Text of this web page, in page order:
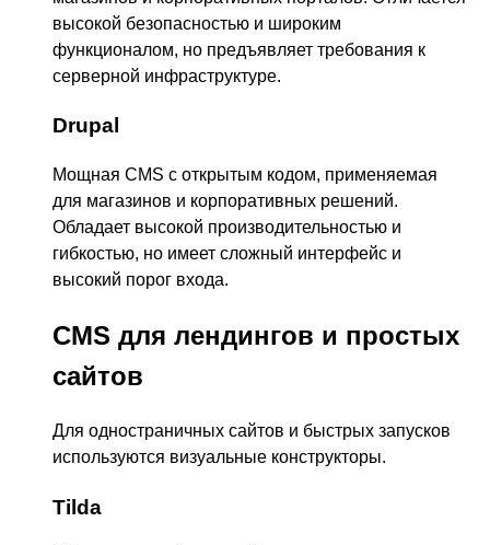
высокой безопасностью и широким
функционалом, но предъявляет требования к
серверной инфраструктуре.
Drupal
Мощная CMS с открытым кодом, применяемая
для магазинов и корпоративных решений.
Обладает высокой производительностью и
гибкостью, но имеет сложный интерфейс и
высокий порог входа.
CMS для лендингов и простых
сайтов
Для одностраничных сайтов и быстрых запусков
используются визуальные конструкторы.
Tilda